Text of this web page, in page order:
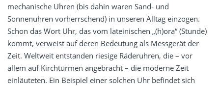
mechanische Uhren (bis dahin waren Sand- und
Sonnenuhren vorherrschend) in unseren Alltag einzogen.
Schon das Wort Uhr, das vom lateinischen „(h)ora“ (Stunde)
kommt, verweist auf deren Bedeutung als Messgerät der
Zeit. Weltweit entstanden riesige Räderuhren, die – vor
allem auf Kirchtürmen angebracht – die moderne Zeit
einläuteten. Ein Beispiel einer solchen Uhr befindet sich